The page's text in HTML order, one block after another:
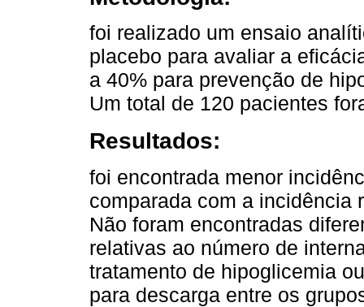
foi realizado um ensaio
placebo para avaliar a
a 40% para prevenção de
Um total de 120 pacientes
Resultados:
foi encontrada menor
comparada com a incidência
Não foram encontradas
relativas ao número de
tratamento de hipoglicemia
para descarga entre os